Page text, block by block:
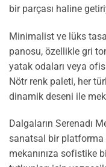
bir parçası haline
Minimalist ve lüks
panosu, özellikle gri
yatak odaları veya
Nötr renk paleti, her
dinamik deseni ile
Dalgaların Serenadı
sanatsal bir platforma
mekanınıza sofistike